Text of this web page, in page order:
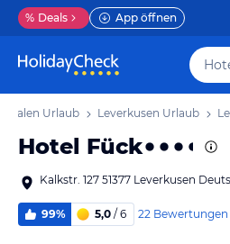
% Deals App öffnen
Urlaub Leverkusen Urlaub
Hotel Fück
Kalkstr. 127 51377 Leverkusen
99% 5,0 / 6 22 Bewertungen